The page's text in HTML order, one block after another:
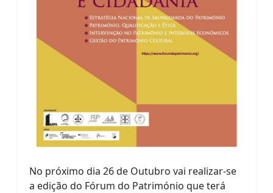
No próximo dia 26 de Outubro vai realizar-se
a edição do Fórum do Património que terá